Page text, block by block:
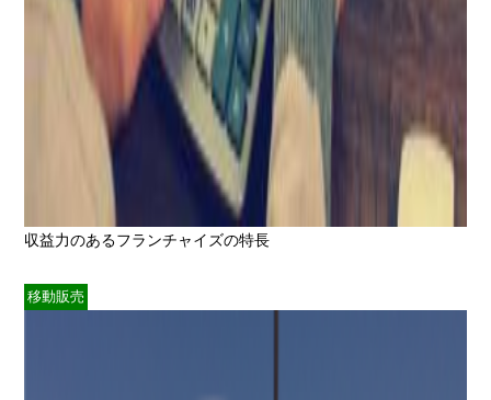
収益力のあるフランチャイズの特長
移動販売